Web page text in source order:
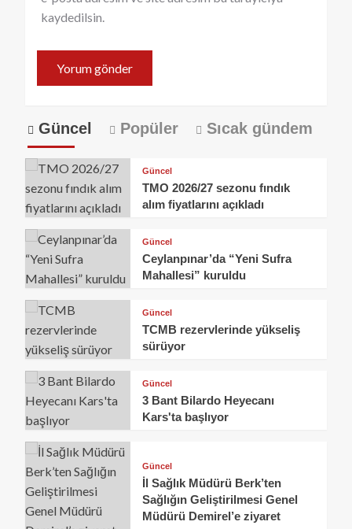
kaydedilsin.
Güncel Popüler Sıcak gündem
Güncel
TMO 2026/27 sezonu fındık
alım fiyatlarını açıkladı
Güncel
Ceylanpınar’da “Yeni Sufra
Mahallesi” kuruldu
Güncel
TCMB rezervlerinde yükseliş
sürüyor
Güncel
3 Bant Bilardo Heyecanı
Kars'ta başlıyor
Güncel
İl Sağlık Müdürü Berk’ten
Sağlığın Geliştirilmesi Genel
Müdürü Demirel’e ziyaret